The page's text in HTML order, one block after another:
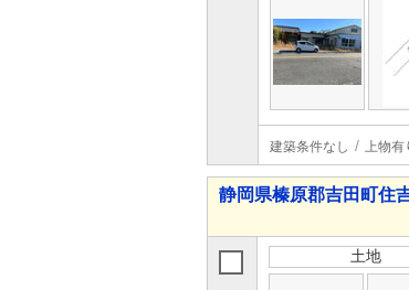
建築条件なし 上物有
静岡県榛原郡吉田町住
土地